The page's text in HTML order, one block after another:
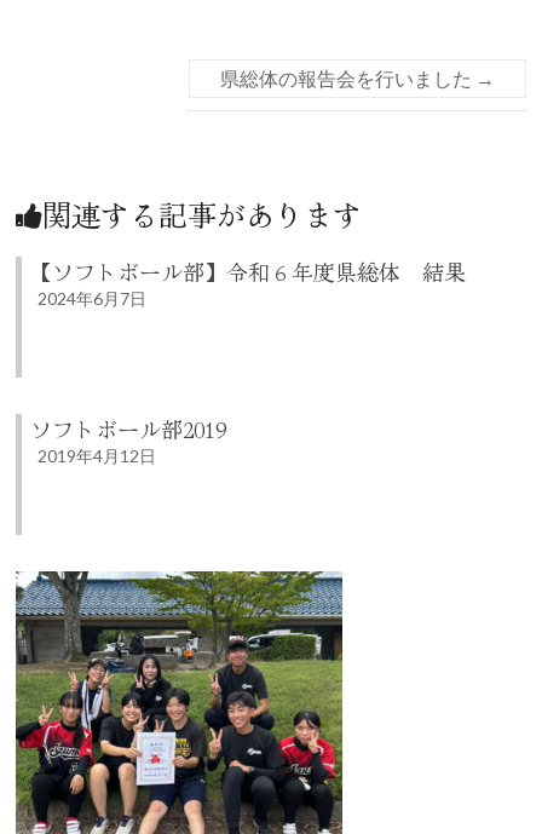
県総体の報告会を行いました →
関連する記事があります
【ソフトボール部】令和６年度県総体 結果
2024年6月7日
ソフトボール部2019
2019年4月12日